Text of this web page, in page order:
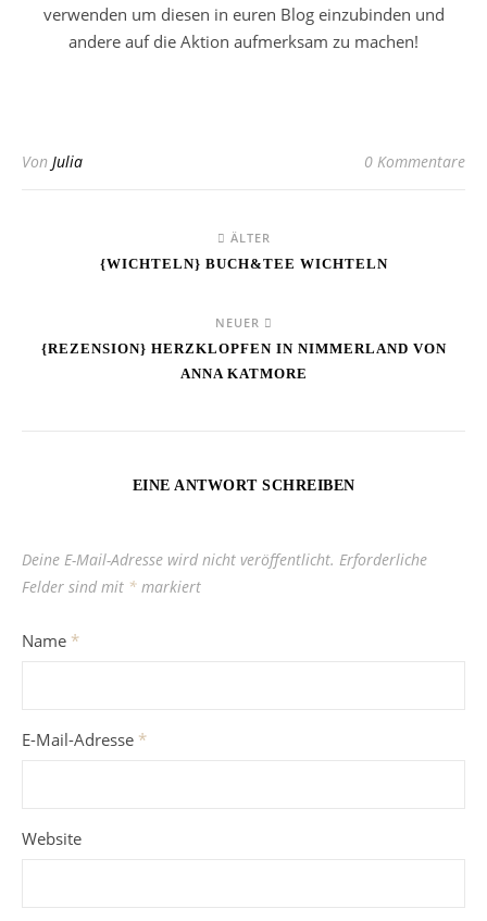
verwenden um diesen in euren Blog einzubinden und
andere auf die Aktion aufmerksam zu machen!
Von Julia 0 Kommentare
ÄLTER
{WICHTELN} BUCH&TEE WICHTELN
NEUER
{REZENSION} HERZKLOPFEN IN NIMMERLAND VON
ANNA KATMORE
EINE ANTWORT SCHREIBEN
Deine E-Mail-Adresse wird nicht veröffentlicht. Erforderliche
Felder sind mit * markiert
Name *
E-Mail-Adresse *
Website